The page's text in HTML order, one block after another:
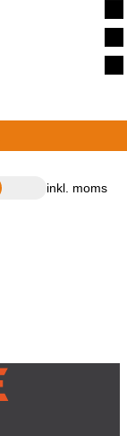
inkl. moms